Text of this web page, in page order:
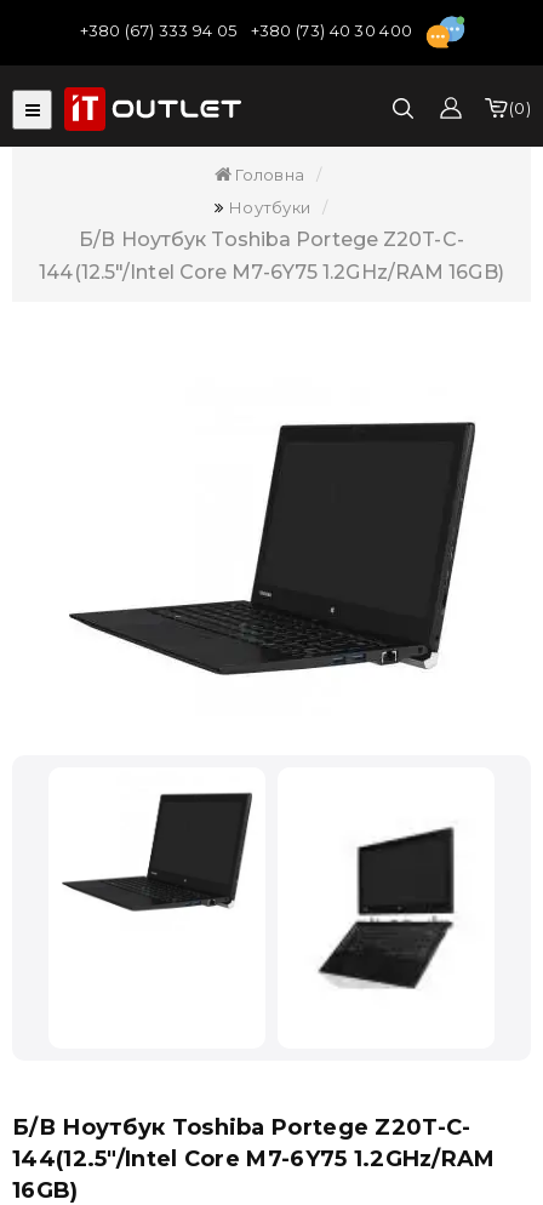
+380 (67) 333 94 05 +380 (73) 40 30 400
0
Головна
Ноутбуки
Б/В Ноутбук Toshiba Portege Z20T-C-
144(12.5"/Intel Core M7-6Y75 1.2GHz/RAM 16GB)
Б/В Ноутбук Toshiba Portege Z20T-C-
144(12.5"/Intel Core M7-6Y75 1.2GHz/RAM
16GB)